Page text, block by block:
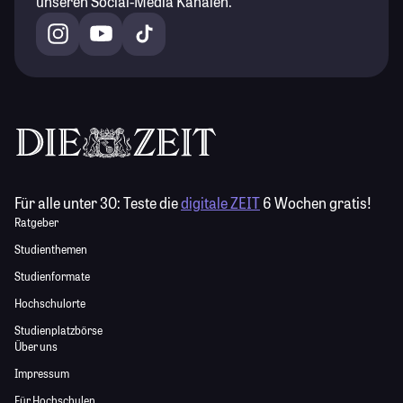
Für alle unter 30:Teste diedigitale ZEIT6 Wochen gratis!
Ratgeber
Studienthemen
Studienformate
Hochschulorte
Studienplatzbörse
Über uns
Impressum